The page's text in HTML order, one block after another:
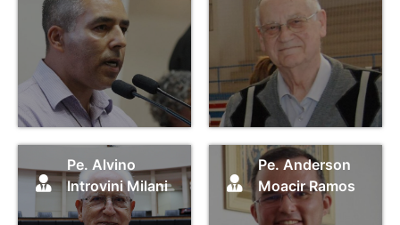
Pe. Alvino
Introvini Milani
Pe. Anderson
Moacir Ramos